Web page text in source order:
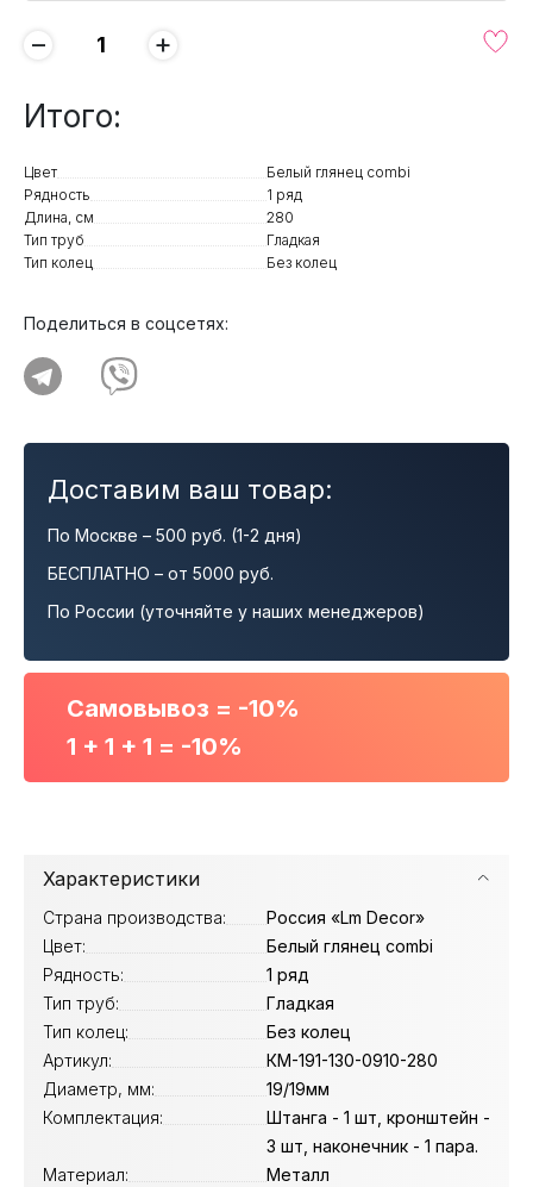
− +
Итого:
Цвет
Белый глянец combi
Рядность
1 ряд
Длина, см
280
Тип труб
Гладкая
Тип колец
Без колец
Поделиться в соцсетях:
Доставим ваш товар:
По Москве – 500 руб. (1-2 дня)
БЕСПЛАТНО – от 5000 руб.
По России (уточняйте у наших менеджеров)
Самовывоз = -10%
1 + 1 + 1 = -10%
Характеристики
Страна производства:
Россия «Lm Decor»
Цвет:
Белый глянец combi
Рядность:
1 ряд
Тип труб:
Гладкая
Тип колец:
Без колец
Артикул:
КМ-191-130-0910-280
Диаметр, мм:
19/19мм
Комплектация:
Штанга - 1 шт, кронштейн -
3 шт, наконечник - 1 пара.
Материал:
Металл